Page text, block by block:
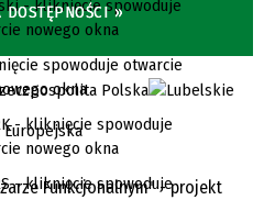
DOSTĘPNOŚCI »
Funkcjonalnym" - projekt